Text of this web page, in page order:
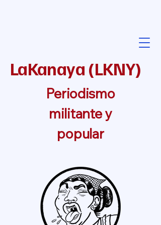
LaKanaya (LKNY)
Periodismo
militante y
popular